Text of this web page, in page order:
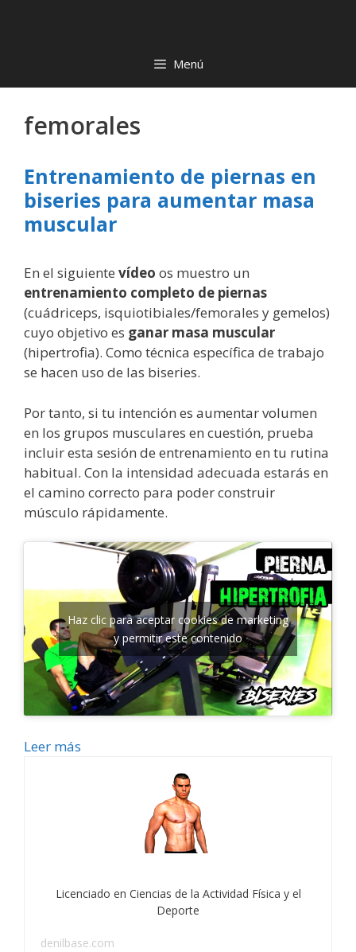
Menú
femorales
Entrenamiento de piernas en
biseries para aumentar masa
muscular
En el siguiente vídeo os muestro un
entrenamiento completo de piernas
(cuádriceps, isquiotibiales/femorales y gemelos)
cuyo objetivo es ganar masa muscular
(hipertrofia). Como técnica específica de trabajo
se hacen uso de las biseries.
Por tanto, si tu intención es aumentar volumen
en los grupos musculares en cuestión, prueba
incluir esta sesión de entrenamiento en tu rutina
habitual. Con la intensidad adecuada estarás en
el camino correcto para poder construir
músculo rápidamente.
Haz clic para aceptar cookies de marketing
y permitir este contenido
Leer más
Licenciado en Ciencias de la Actividad Física y el
Deporte
denilbase.com